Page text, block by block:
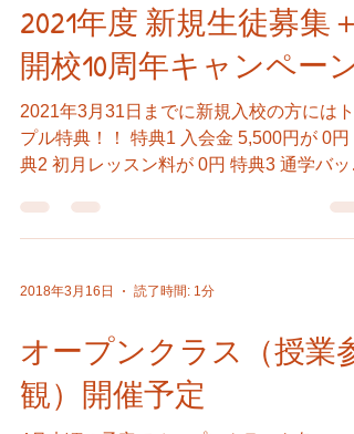
2021年度 新規生徒募集＋
開校10周年キャンペーン
2021年3月31日までに新規入校の方にはト
プル特典！！ 特典1 入会金 5,500円が 0円
典2 初月レッスン料が 0円 特典3 通学バッ
スは少人数制のため席に限りがあります。
2018年3月16日 読了時間: 1分
オープンクラス（授業参
観）開催予定